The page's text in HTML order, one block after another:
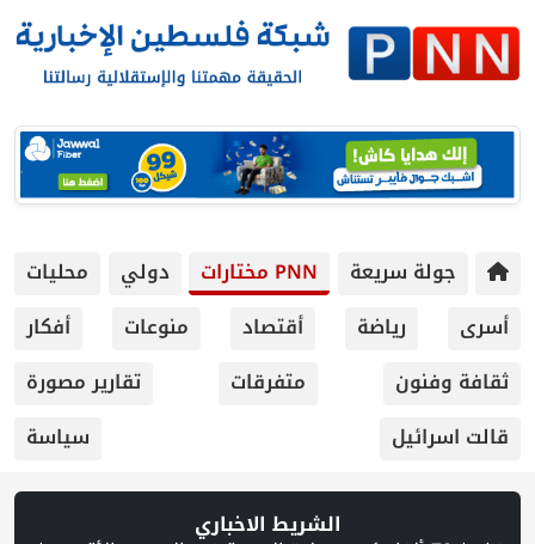
PNN مختارات دولي
محليات
أقتصاد منوعات
أفكار
متفرقات
تقارير مصورة
الشريط الاخباري